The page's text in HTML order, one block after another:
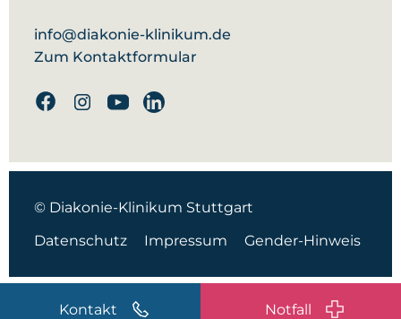
Kontakt Notfall
info@diakonie-klinikum.de
Zum Kontaktformular
FacebookInstagram
YoutubeLinkedin
© Diakonie-Klinikum Stuttgart
Datenschutz
Impressum Gender-Hinweis